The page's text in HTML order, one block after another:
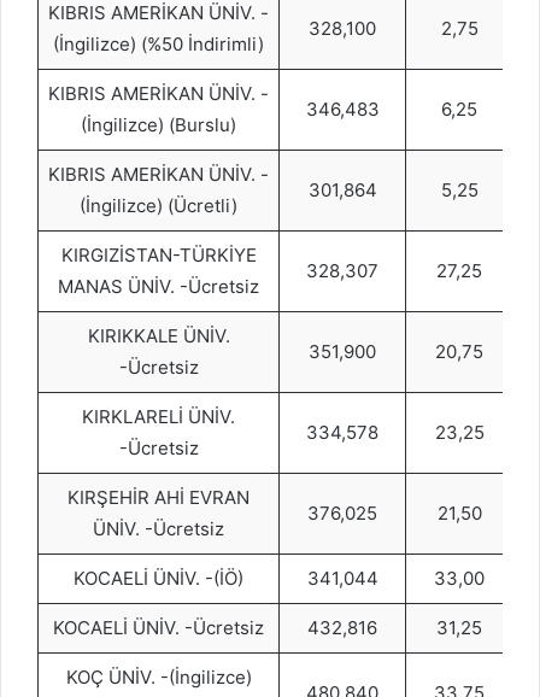
KIBRIS AMERİKAN ÜNİV. -
(İngilizce) (%50 İndirimli)
328,100 2,75
KIBRIS AMERİKAN ÜNİV. -
(İngilizce) (Burslu)
346,483 6,25
KIBRIS AMERİKAN ÜNİV. -
(İngilizce) (Ücretli)
301,864 5,25
KIRGIZİSTAN-TÜRKİYE
MANAS ÜNİV. -Ücretsiz
328,307 27,25
KIRIKKALE ÜNİV.
-Ücretsiz
351,900 20,75
KIRKLARELİ ÜNİV.
-Ücretsiz
334,578 23,25
KIRŞEHİR AHİ EVRAN
ÜNİV. -Ücretsiz
376,025 21,50
KOCAELİ ÜNİV. -(İÖ) 341,044 33,00
KOCAELİ ÜNİV. -Ücretsiz 432,816 31,25
KOÇ ÜNİV. -(İngilizce)